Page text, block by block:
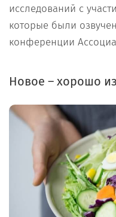
исследований с
которые были
конференции
Новое – хорошо